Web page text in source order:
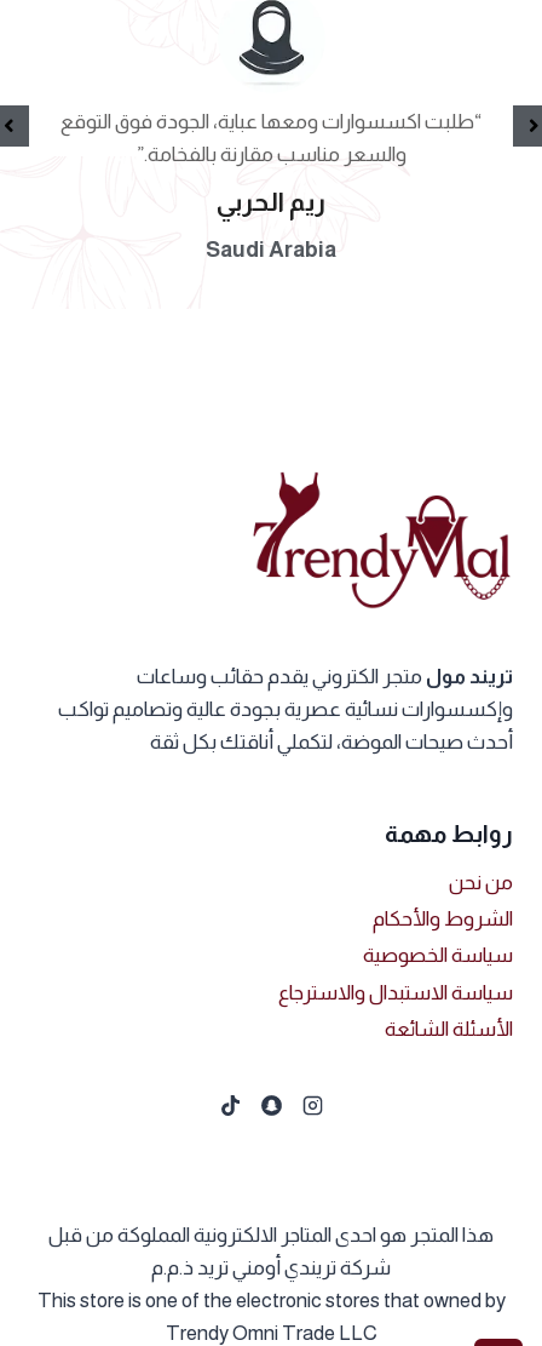
“طلبت اكسسوارات ومعها عباية، الجودة فوق التوقع
والسعر مناسب مقارنة بالفخامة.”
ريم الحربي
Saudi Arabia
تريند مول متجر الكتروني يقدم حقائب وساعات
وإكسسوارات نسائية عصرية بجودة عالية وتصاميم تواكب
أحدث صيحات الموضة، لتكملي أناقتك بكل ثقة
روابط مهمة
من نحن
الشروط والأحكام
سياسة الخصوصية
سياسة الاستبدال والاسترجاع
الأسئلة الشائعة
هذا المتجر هو احدى المتاجر الالكترونية المملوكة من قبل
شركة تريندي أومني تريد ذ.م.م
This store is one of the electronic stores that owned by
Trendy Omni Trade LLC